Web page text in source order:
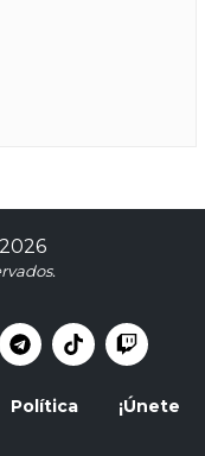
2026
Política ¡Únete